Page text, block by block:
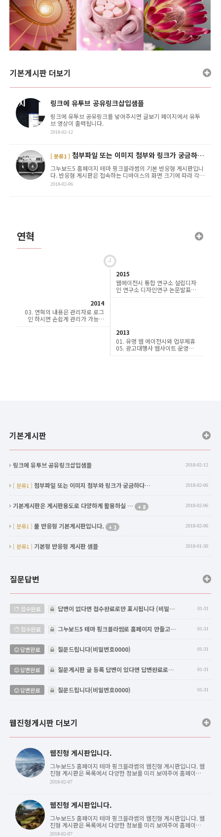
그누보드5 홈페이지 테마 핑크블라썸 갤러리게시판 갤러리 게시판입니다
링크에 유투브 공유링크삽입샘플
링크에 유투브 공유링크를 넣어주시면 글보기 페이지에서 유투
브 영상이 출력됩니다.
2018-02-12
[ 분류1 ] 첨부파일 또는 이미지 첨부와 링크가 궁금하다…
그누보드5 홈페이지 테마 핑크블라썸의 기본 반응형 게시판입니
다. 반응형 게시판은 접속하는 디바이스의 화면 크기에 따라 각각
알맞은 사이즈로 자동으로 변환되어 최적화된 화면 . . .
2018-02-06
기본게시판 더보기
2015
웹에이전시 통합 연구소 설립디자
인 연구소 디자인연구 논문발표연
혁의 내용작성 시 웹에디터를 설
2014
03. 연혁의 내용은 관리자로 로그
인 하시면 손쉽게 관리가 가능합
니다
2013
01. 유명 웹 에이전시와 업무제휴
05. 광고대행사 웹사이트 운영관
리 계약체결08. 건축사무소 홈페
연혁
링크에 유투브 공유링크삽입샘플 2018-02-12
[ 분류1 ] 첨부파일 또는 이미지 첨부와 링크가 궁금하다… 2018-02-06
기본게시판은 게시판용도로 다양하게 활용하실 … + 8 2018-02-06
[ 분류1 ] 풀 반응형 기본게시판입니다. + 1 2018-02-06
[ 분류1 ] 기본형 반응형 게시판 샘플 2018-01-30
기본게시판
접수완료 답변이 없다면 접수완료로만 표시됩니다 (비밀… 01-31
접수완료
비밀글
그누보드5 테마 핑크블라썸로 홈페이지 만들고… 01-31
답변완료
비밀글
질문드립니다(비밀번호0000) 01-31
답변완료
비밀글
질문게시판 글 등록 답변이 있다면 답변완료로… 01-31
답변완료
비밀글
질문드립니다(비밀번호0000) 01-31
질문답변
웹진형 게시판입니다.
그누보드5 홈페이지 테마 핑크블라썸의 웹진형 게시판입니다. 웹
진형 게시판은 목록에서 다양한 정보를 미리 보여주어 홈페이지
이용자가 원하는 정보를 쉽게 접글할 수 있도록 합 . . .
2018-02-07
웹진형 게시판입니다.
그누보드5 홈페이지 테마 핑크블라썸의 웹진형 게시판입니다. 웹
진형 게시판은 목록에서 다양한 정보를 미리 보여주어 홈페이지
이용자가 원하는 정보를 쉽게 접글할 수 있도록 합 . . .
2018-02-07
웹진형게시판 더보기